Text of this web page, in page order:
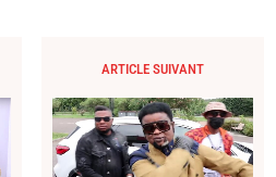
ARTICLE SUIVANT